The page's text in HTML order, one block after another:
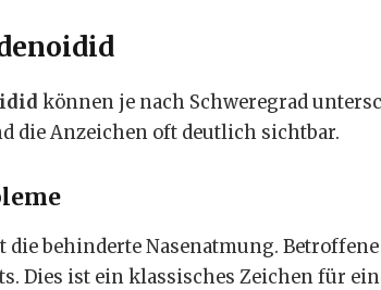
können je nach Schweregrad
die Anzeichen oft deutlich sichtbar.
die behinderte Nasenatmung.
Dies ist ein klassisches Zeichen für